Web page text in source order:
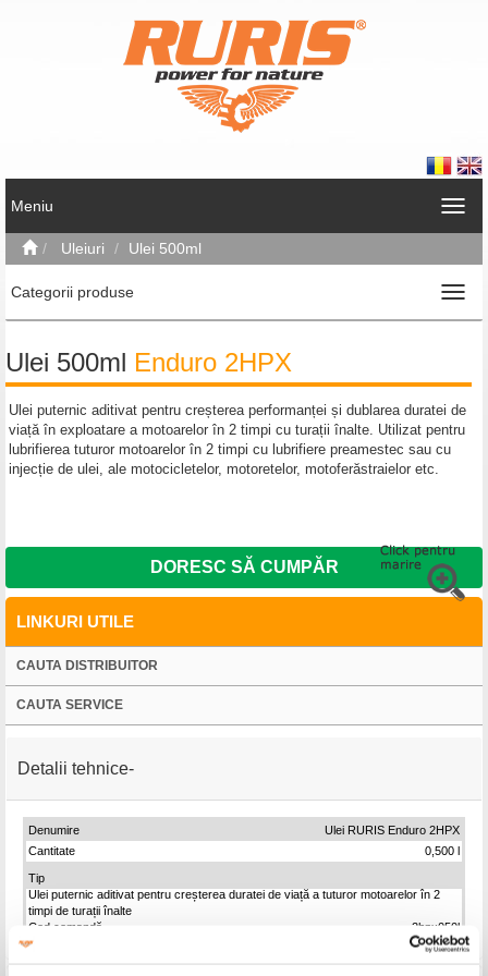
Meniu
Uleiuri Ulei 500ml
Categorii produse
Ulei 500ml Enduro 2HPX
Ulei puternic aditivat pentru creșterea performanței și dublarea duratei de
viață în exploatare a motoarelor în 2 timpi cu turații înalte. Utilizat pentru
lubrifierea tuturor motoarelor în 2 timpi cu lubrifiere preamestec sau cu
injecție de ulei, ale motocicletelor, motoretelor, motoferăstraielor etc.
DORESC SĂ CUMPĂR
LINKURI UTILE
CAUTA DISTRIBUITOR
CAUTA SERVICE
Detalii tehnice
Denumire
Ulei RURIS Enduro 2HPX
Cantitate
0,500 l
Tip
Ulei puternic aditivat pentru creșterea duratei de viață a tuturor motoarelor în 2
timpi de turații înalte
Cod comandă
2hpx050l